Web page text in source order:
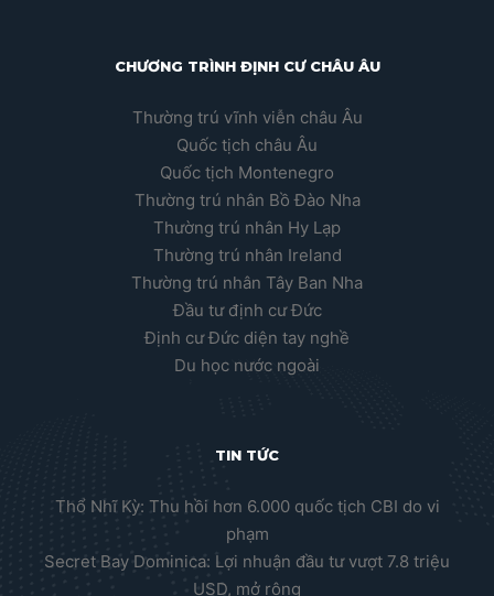
CHƯƠNG TRÌNH ĐỊNH CƯ CHÂU ÂU
Thường trú vĩnh viễn châu Âu
Quốc tịch châu Âu
Quốc tịch Montenegro
Thường trú nhân Bồ Đào Nha
Thường trú nhân Hy Lạp
Thường trú nhân Ireland
Thường trú nhân Tây Ban Nha
Đầu tư định cư Đức
Định cư Đức diện tay nghề
Du học nước ngoài
TIN TỨC
Thổ Nhĩ Kỳ: Thu hồi hơn 6.000 quốc tịch CBI do vi
phạm
Secret Bay Dominica: Lợi nhuận đầu tư vượt 7.8 triệu
USD, mở rộng